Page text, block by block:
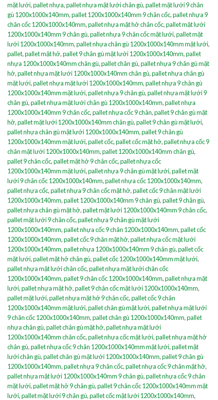
mặt lưới,pallet nhựa,pallet nhựa mặt lưới chân gù,pallet mặt lưới 9 chân
gù 1200x1000x140mm,pallet 1200x1000x140mm 9 chân cốc,pallet nhựa 9
chân cốc 1200x1000x140mm,pallet nhựa mặt hở chân cốc,pallet mặt lưới
1200x1000x140mm 9 chân gù,pallet nhựa 9 chân cốc mặt lưới,pallet mặt
lưới 1200x1000x140mm,pallet nhựa chân gù 1200x1000x140mm mặt lưới,
pallet,pallet mặt hở,pallet 9 chân gù mặt lưới 1200x1000x140mm,pallet
nhựa 1200x1000x140mm chân gù,pallet chân gù,pallet nhựa 9 chân gù mặt
hở,pallet nhựa mặt lưới 1200x1000x140mm chân gù,pallet nhựa chân gù
mặt lưới,pallet nhựa mặt lưới 1200x1000x140mm,pallet nhựa 9 chân gù
1200x1000x140mm mặt lưới,pallet nhựa 9 chân gù,pallet nhựa mặt lưới 9
chân gù,pallet nhựa mặt lưới chân gù 1200x1000x140mm,pallet nhựa
1200x1000x140mm 9 chân cốc,pallet nhựa cốc 9 chân,pallet 9 chân gù mặt
hở,pallet mặt lưới 1200x1000x140mm chân gù,pallet 9 chân gù mặt lưới,
pallet nhựa chân gù mặt lưới 1200x1000x140mm,pallet 9 chân gù
1200x1000x140mm mặt lưới,pallet cốc,pallet cốc mặt hở,pallet nhựa cốc 9
chân mặt lưới 1200x1000x140mm,pallet 1200x1000x140mm chân gù,
pallet 9 chân cốc,pallet mặt hở 9 chân cốc,pallet nhựa cốc
1200x1000x140mm mặt lưới,pallet nhựa 9 chân gù mặt lưới,pallet mặt
lưới 9 chân cốc 1200x1000x140mm,pallet nhựa cốc 1200x1000x140mm,
pallet nhựa cốc,pallet nhựa 9 chân cốc mặt hở,pallet cốc 9 chân mặt lưới
1200x1000x140mm,pallet 1200x1000x140mm 9 chân gù,pallet 9 chân gù,
pallet nhựa chân gù mặt hở,pallet mặt lưới 1200x1000x140mm 9 chân cốc,
pallet mặt lưới 9 chân cốc,pallet nhựa 9 chân gù mặt lưới
1200x1000x140mm,pallet nhựa cốc 9 chân 1200x1000x140mm,pallet cốc
1200x1000x140mm,pallet cốc 9 chân mặt hở,pallet nhựa cốc mặt lưới
1200x1000x140mm,pallet nhựa 1200x1000x140mm 9 chân gù,pallet cốc
mặt lưới,pallet mặt hở chân gù,pallet cốc 1200x1000x140mm mặt lưới,
pallet nhựa mặt lưới chân cốc,pallet nhựa mặt lưới chân cốc
1200x1000x140mm,pallet 9 chân cốc 1200x1000x140mm,pallet nhựa mặt
lưới,pallet nhựa mặt hở,pallet 9 chân cốc mặt lưới 1200x1000x140mm,
pallet mặt lưới,pallet nhựa mặt hở 9 chân cốc,pallet cốc 9 chân
1200x1000x140mm mặt lưới,pallet chân gù mặt lưới,pallet nhựa mặt lưới
9 chân cốc 1200x1000x140mm,pallet chân gù 1200x1000x140mm,pallet
nhựa chân gù,pallet chân gù mặt hở,pallet nhựa mặt lưới
1200x1000x140mm chân cốc,pallet nhựa cốc mặt lưới,pallet nhựa mặt hở
chân gù,pallet nhựa cốc 9 chân 1200x1000x140mm mặt lưới,pallet mặt
lưới chân gù,pallet chân gù mặt lưới 1200x1000x140mm,pallet 9 chân gù
1200x1000x140mm,pallet nhựa 9 chân cốc,pallet nhựa cốc 9 chân mặt hở,
pallet nhựa mặt lưới 1200x1000x140mm 9 chân gù,pallet nhựa cốc 9 chân
mặt lưới,pallet mặt hở 9 chân gù,pallet 9 chân cốc 1200x1000x140mm mặt
lưới,pallet mặt lưới 9 chân gù,pallet cốc mặt lưới 1200x1000x140mm,